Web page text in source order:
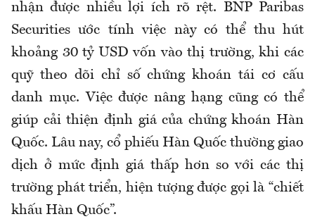
nhận được nhiều lợi ích rõ rệt. BNP Paribas
Securities ước tính việc này có thể thu hút
khoảng 30 tỷ USD vốn vào thị trường, khi các
quỹ theo dõi chỉ số chứng khoán tái cơ cấu
danh mục. Việc được nâng hạng cũng có thể
giúp cải thiện định giá của chứng khoán Hàn
Quốc. Lâu nay, cổ phiếu Hàn Quốc thường giao
dịch ở mức định giá thấp hơn so với các thị
trường phát triển, hiện tượng được gọi là “chiết
khấu Hàn Quốc”.